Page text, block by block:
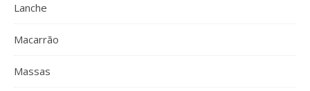
Lanche
Macarrão
Massas